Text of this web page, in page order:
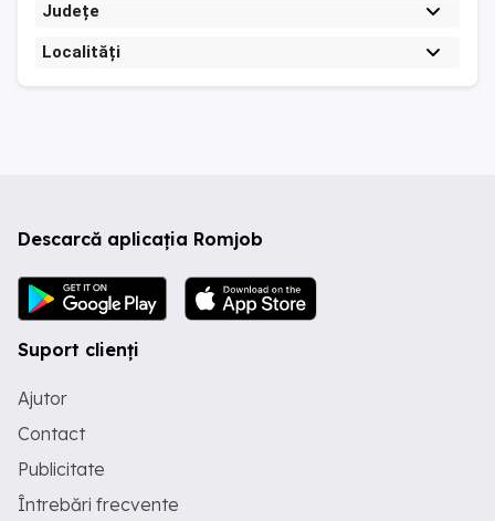
Județe
Localități
Descarcă aplicația Romjob
Suport clienți
Ajutor
Contact
Publicitate
Întrebări frecvente